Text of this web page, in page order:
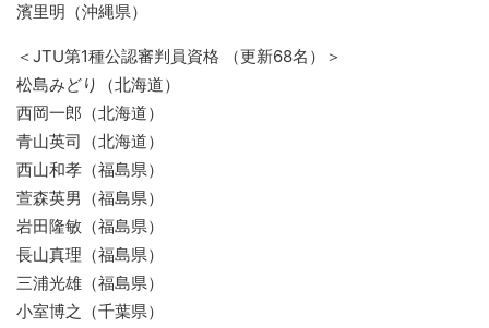
濱里明（沖縄県）
＜JTU第1種公認審判員資格 （更新68名）＞
松島みどり（北海道）
西岡一郎（北海道）
青山英司（北海道）
西山和孝（福島県）
萱森英男（福島県）
岩田隆敏（福島県）
長山真理（福島県）
三浦光雄（福島県）
小室博之（千葉県）